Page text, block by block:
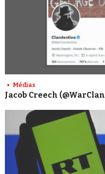
Médias
Jacob Creech